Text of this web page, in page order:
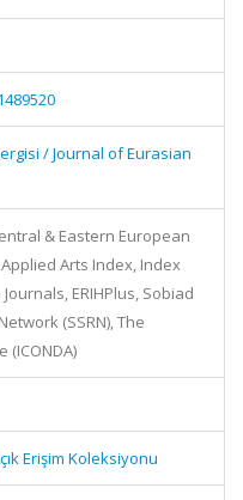
/ Journal of Eurasian
& Eastern European
Applied Arts Index, Index
ERIHPlus, Sobiad
(SSRN), The
Erişim Koleksiyonu